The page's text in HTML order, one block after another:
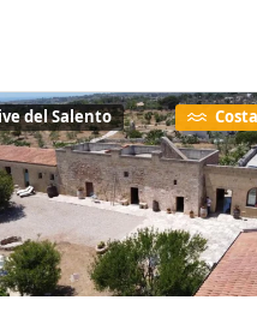
del Salento